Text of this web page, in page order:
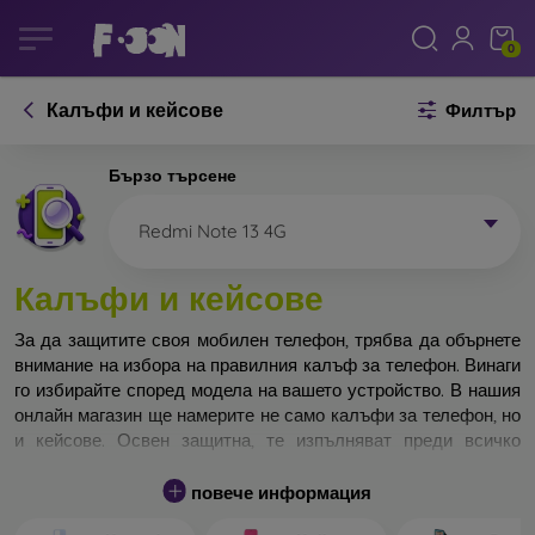
0
Калъфи и кейсове Филтър
Бързо търсене
Redmi Note 13 4G
Калъфи и кейсове
За да защитите своя мобилен телефон, трябва да обърнете
внимание на избора на правилния калъф за телефон. Винаги
го избирайте според модела на вашето устройство. В нашия
онлайн магазин ще намерите не само калъфи за телефон, но
и кейсове. Освен защитна, те изпълняват преди всичко
Кейса за телефон може да бъде наречен и заден капак. Той е
повече информация